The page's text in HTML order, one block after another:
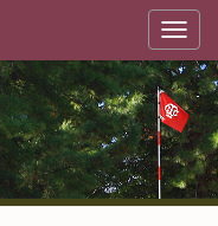
T
g
g
l
e
n
a
v
i
a
垂